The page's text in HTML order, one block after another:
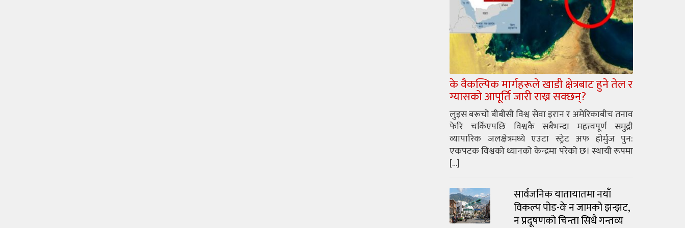
के वैकल्पिक मार्गहरूले खाडी क्षेत्रबाट हुने तेल र
ग्यासको आपूर्ति जारी राख्न सक्छन्?
लुइस बरूचो बीबीसी विश्व सेवा इरान र अमेरिकाबीच तनाव
फेरि चर्किएपछि विश्वकै सबैभन्दा महत्त्वपूर्ण समुद्री
व्यापारिक जलक्षेत्रमध्ये एउटा स्ट्रेट अफ होर्मुज पुन:
एकपटक विश्वको ध्यानको केन्द्रमा परेको छ। स्थायी रूपमा
[…]
सार्वजनिक यातायातमा नयाँ
विकल्प पोड-वेः न जामको झन्झट,
न प्रदूषणको चिन्ता सिधै गन्तव्य